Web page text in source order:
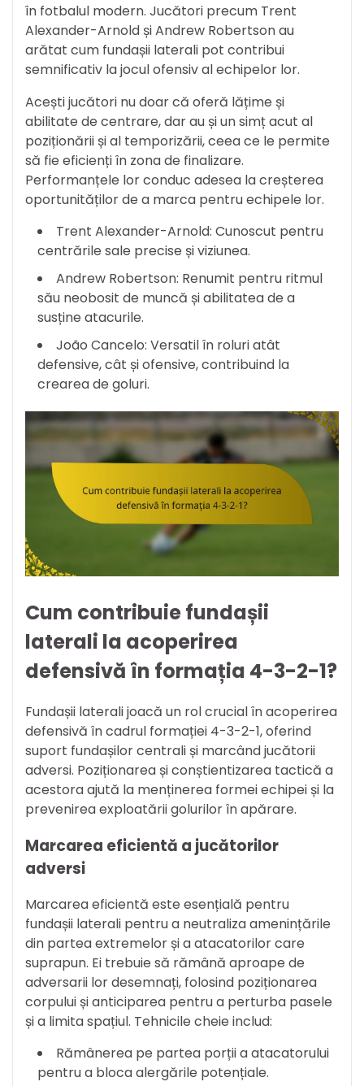
în fotbalul modern. Jucători precum Trent
Alexander-Arnold și Andrew Robertson au
arătat cum fundașii laterali pot contribui
semnificativ la jocul ofensiv al echipelor lor.
Acești jucători nu doar că oferă lățime și
abilitate de centrare, dar au și un simț acut al
poziționării și al temporizării, ceea ce le permite
să fie eficienți în zona de finalizare.
Performanțele lor conduc adesea la creșterea
oportunităților de a marca pentru echipele lor.
Trent Alexander-Arnold: Cunoscut pentru
centrările sale precise și viziunea.
Andrew Robertson: Renumit pentru ritmul
său neobosit de muncă și abilitatea de a
susține atacurile.
João Cancelo: Versatil în roluri atât
defensive, cât și ofensive, contribuind la
crearea de goluri.
Cum contribuie fundașii
laterali la acoperirea
defensivă în formația 4-3-2-1?
Fundașii laterali joacă un rol crucial în acoperirea
defensivă în cadrul formației 4-3-2-1, oferind
suport fundașilor centrali și marcând jucătorii
adversi. Poziționarea și conștientizarea tactică a
acestora ajută la menținerea formei echipei și la
prevenirea exploatării golurilor în apărare.
Marcarea eficientă a jucătorilor
adversi
Marcarea eficientă este esențială pentru
fundașii laterali pentru a neutraliza amenințările
din partea extremelor și a atacatorilor care
suprapun. Ei trebuie să rămână aproape de
adversarii lor desemnați, folosind poziționarea
corpului și anticiparea pentru a perturba pasele
și a limita spațiul. Tehnicile cheie includ:
Rămânerea pe partea porții a atacatorului
pentru a bloca alergările potențiale.